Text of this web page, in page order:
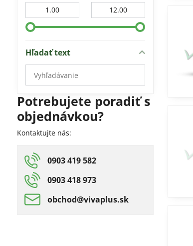
Hľadať text
Prehľadať
výsledky
fulltextom
Potrebujete poradiť s
objednávkou?
Kontaktujte nás:
0903 419 582
0903 418 973
obchod​@vivaplus​.sk